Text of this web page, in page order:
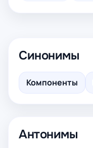
Синонимы
Компоненты
Антонимы